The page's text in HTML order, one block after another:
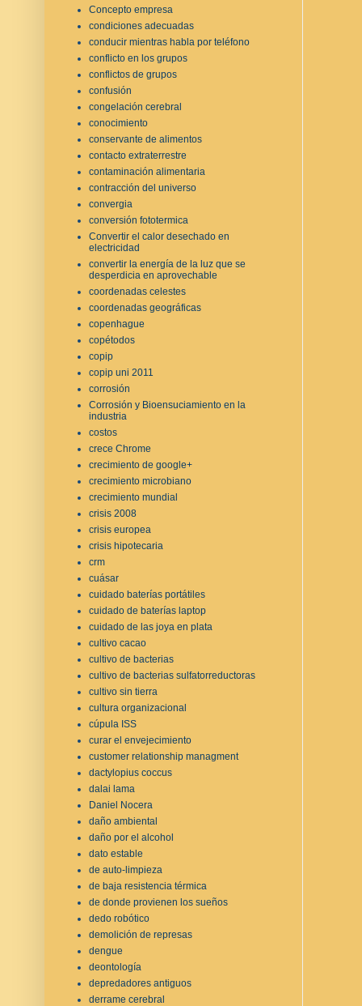
Concepto empresa
condiciones adecuadas
conducir mientras habla por teléfono
conflicto en los grupos
conflictos de grupos
confusión
congelación cerebral
conocimiento
conservante de alimentos
contacto extraterrestre
contaminación alimentaria
contracción del universo
convergia
conversión fototermica
Convertir el calor desechado en
electricidad
convertir la energía de la luz que se
desperdicia en aprovechable
coordenadas celestes
coordenadas geográficas
copenhague
copétodos
copip
copip uni 2011
corrosión
Corrosión y Bioensuciamiento en la
industria
costos
crece Chrome
crecimiento de google+
crecimiento microbiano
crecimiento mundial
crisis 2008
crisis europea
crisis hipotecaria
crm
cuásar
cuidado baterías portátiles
cuidado de baterías laptop
cuidado de las joya en plata
cultivo cacao
cultivo de bacterias
cultivo de bacterias sulfatorreductoras
cultivo sin tierra
cultura organizacional
cúpula ISS
curar el envejecimiento
customer relationship managment
dactylopius coccus
dalai lama
Daniel Nocera
daño ambiental
daño por el alcohol
dato estable
de auto-limpieza
de baja resistencia térmica
de donde provienen los sueños
dedo robótico
demolición de represas
dengue
deontología
depredadores antiguos
derrame cerebral